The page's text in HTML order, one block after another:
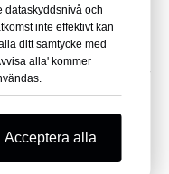
gardinsystem
OEM- och
film anpassas för att
dataskyddsnivå och
inte effektivt kan
ditt samtycke med
alla' kommer
Acceptera alla